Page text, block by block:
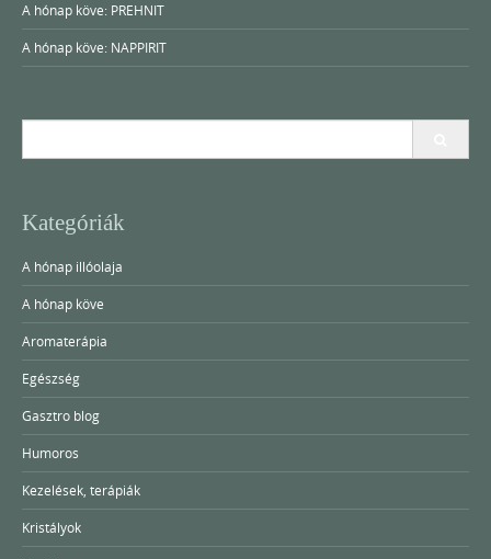
A hónap köve: PREHNIT
A hónap köve: NAPPIRIT
Kategóriák
A hónap illóolaja
A hónap köve
Aromaterápia
Egészség
Gasztro blog
Humoros
Kezelések, terápiák
Kristályok